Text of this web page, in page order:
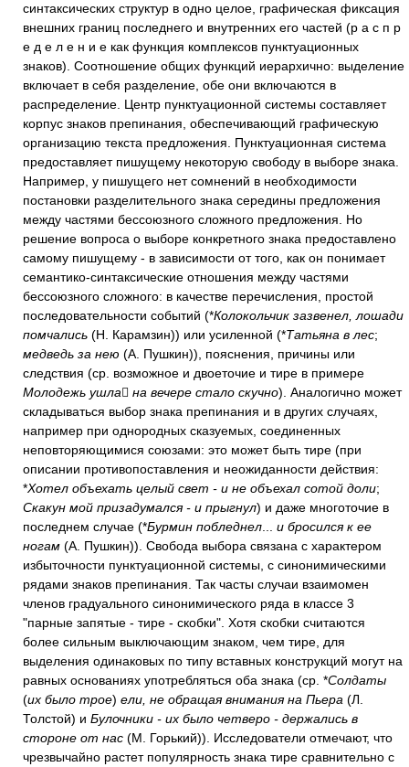
синтаксических структур в одно целое, графическая фиксация
внешних границ последнего и внутренних его частей (р а с п р
е д е л е н и е как функция комплексов пунктуационных
знаков). Соотношение общих функций иерархично: выделение
включает в себя разделение, обе они включаются в
распределение. Центр пунктуационной системы составляет
корпус знаков препинания, обеспечивающий графическую
организацию текста предложения. Пунктуационная система
предоставляет пишущему некоторую свободу в выборе знака.
Например, у пишущего нет сомнений в необходимости
постановки разделительного знака середины предложения
между частями бессоюзного сложного предложения. Но
решение вопроса о выборе конкретного знака предоставлено
самому пишущему - в зависимости от того, как он понимает
семантико-синтаксические отношения между частями
бессоюзного сложного: в качестве перечисления, простой
последовательности событий (*Колокольчик зазвенел, лошади
помчались (Н. Карамзин)) или усиленной (*Татьяна в лес;
медведь за нею (А. Пушкин)), пояснения, причины или
следствия (ср. возможное и двоеточие и тире в примере
Молодежь ушла на вечере стало скучно). Аналогично может
складываться выбор знака препинания и в других случаях,
например при однородных сказуемых, соединенных
неповторяющимися союзами: это может быть тире (при
описании противопоставления и неожиданности действия:
*Хотел объехать целый свет - и не объехал сотой доли;
Скакун мой призадумался - и прыгнул) и даже многоточие в
последнем случае (*Бурмин побледнел
и бросился к ее
ногам (А. Пушкин)). Свобода выбора связана с характером
избыточности пунктуационной системы, с синонимическими
рядами знаков препинания. Так часты случаи взаимомен
членов градуального синонимического ряда в классе 3
"парные запятые - тире - скобки". Хотя скобки считаются
более сильным выключающим знаком, чем тире, для
выделения одинаковых по типу вставных конструкций могут на
равных основаниях употребляться оба знака (ср. *Солдаты
(их было трое) ели, не обращая внимания на Пьера (Л.
Толстой) и Булочники - их было четверо - держались в
стороне от нас (М. Горький)). Исследователи отмечают, что
чрезвычайно растет популярность знака тире сравнительно с